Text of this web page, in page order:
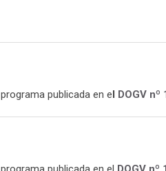
publicada en el DOGV